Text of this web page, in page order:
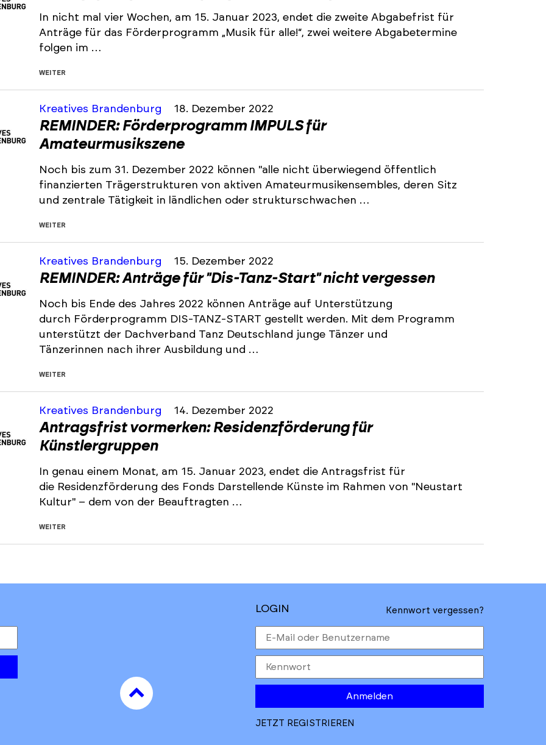
In nicht mal vier Wochen, am 15. Januar 2023, endet die zweite Abgabefrist für
Anträge für das Förderprogramm „Musik für alle!“, zwei weitere Abgabetermine
folgen im …
WEITER
Kreatives Brandenburg 18. Dezember 2022
REMINDER: Förderprogramm IMPULS für
Amateurmusikszene
Noch bis zum 31. Dezember 2022 können "alle nicht überwiegend öffentlich
finanzierten Trägerstrukturen von aktiven Amateurmusikensembles, deren Sitz
und zentrale Tätigkeit in ländlichen oder strukturschwachen …
WEITER
Kreatives Brandenburg 15. Dezember 2022
REMINDER: Anträge für "Dis-Tanz-Start" nicht vergessen
Noch bis Ende des Jahres 2022 können Anträge auf Unterstützung
durch Förderprogramm DIS-TANZ-START gestellt werden. Mit dem Programm
unterstützt der Dachverband Tanz Deutschland junge Tänzer und
Tänzerinnen nach ihrer Ausbildung und …
WEITER
Kreatives Brandenburg 14. Dezember 2022
Antragsfrist vormerken: Residenzförderung für
Künstlergruppen
In genau einem Monat, am 15. Januar 2023, endet die Antragsfrist für
die Residenzförderung des Fonds Darstellende Künste im Rahmen von "Neustart
Kultur" – dem von der Beauftragten …
WEITER
to
top
LOGIN Kennwort vergessen?
Anmelden
JETZT REGISTRIEREN